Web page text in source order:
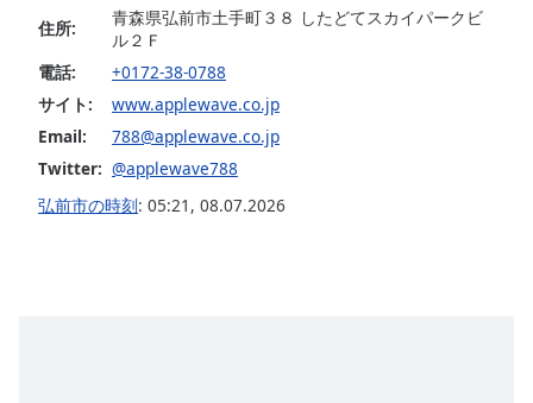
subtitles
settings,
opens
subtitles
settings
dialog
subtitles
off,
住所:
青森県弘前市土手町３８ したどてスカイパークビ
ル２Ｆ
電話:
+0172-38-0788
サイト:
www.applewave.co.jp
Email:
788@applewave.co.jp
Twitter: @applewave788
弘前市の時刻: 05:21 , 08.07.2026